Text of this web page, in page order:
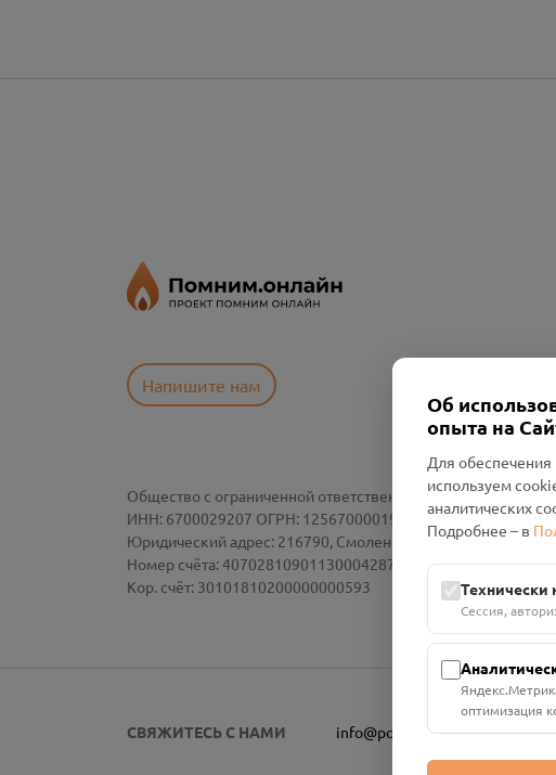
Напишите нам
Общество с ограниченной ответственностью
ИНН: 6700029207 ОГРН: 1256700001986
Юридический адрес: 216790, Смоленская область, р-н
Номер счёта: 40702810901130004287 в АО "АЛЬФА-БАНК"
Кор. счёт: 30101810200000000593
СВЯЖИТЕСЬ С НАМИ info@pomnim.online
Об
опыта на
Для обеспечения
используем
аналитических
Подробнее – в
Сессия,
оптимизация